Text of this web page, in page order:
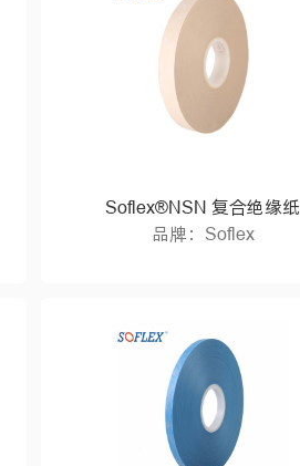
Soflex®NSN 复合绝缘纸
品牌：Soflex